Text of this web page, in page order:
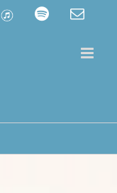
ITunes Spotify